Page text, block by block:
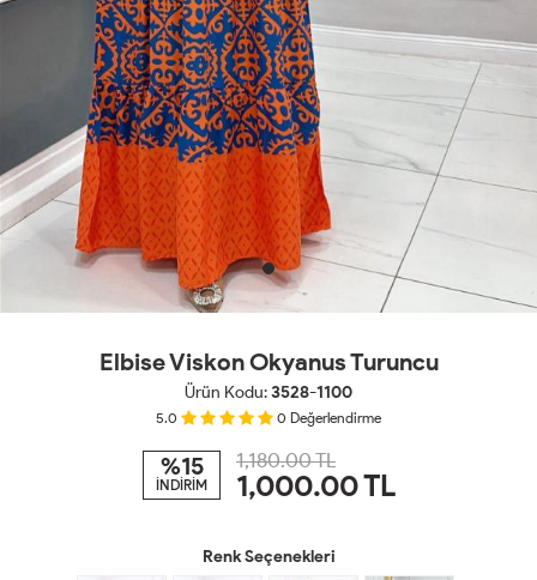
Elbise Viskon Okyanus Turuncu
Ürün Kodu:3528-1100
5.0 0 Değerlendirme
%15
İNDİRİM
1,180.00 TL
1,000.00TL
Renk Seçenekleri